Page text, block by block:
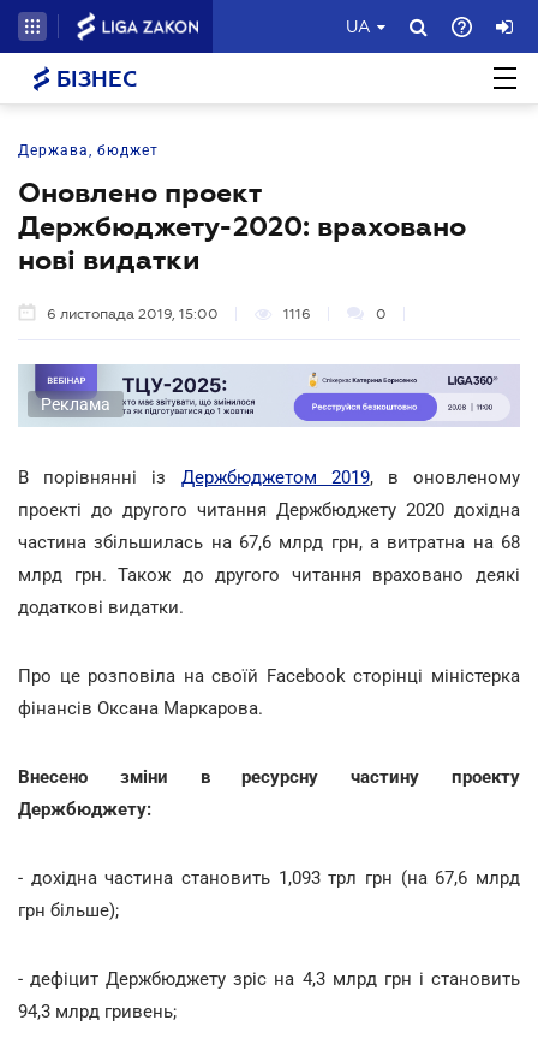
UA
БІЗНЕС
Держава, бюджет
Оновлено проект
Держбюджету-2020: враховано
нові видатки
6 листопада 2019, 15:00 1116 0
Реклама
В порівнянні із Держбюджетом 2019, в оновленому
проекті до другого читання Держбюджету 2020 дохідна
частина збільшилась на 67,6 млрд грн, а витратна на 68
млрд грн. Також до другого читання враховано деякі
додаткові видатки.
Про це розповіла на своїй Facebook сторінці міністерка
фінансів Оксана Маркарова.
Внесено зміни в ресурсну частину проекту
Держбюджету:
- дохідна частина становить 1,093 трл грн (на 67,6 млрд
грн більше);
- дефіцит Держбюджету зріс на 4,3 млрд грн і становить
94,3 млрд гривень;